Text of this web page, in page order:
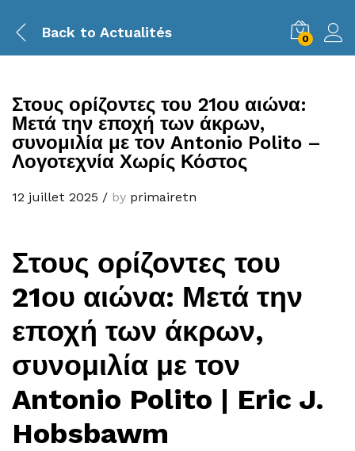
Back to Actualités 0
Στους ορίζοντες του 21ου αιώνα:
Μετά την εποχή των άκρων,
συνομιλία με τον Antonio Polito –
Λογοτεχνία Χωρίς Κόστος
12 juillet 2025 / by primairetn
Στους ορίζοντες του
21ου αιώνα: Μετά την
εποχή των άκρων,
συνομιλία με τον
Antonio Polito | Eric J.
Hobsbawm